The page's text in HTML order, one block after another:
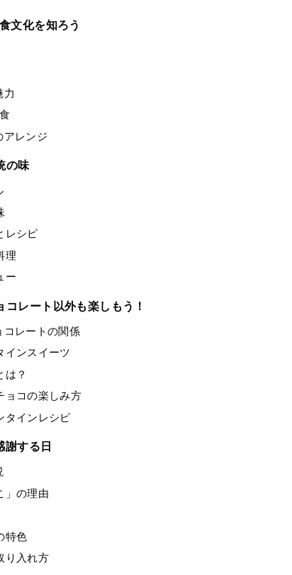
文化を知ろう
力
アレンジ
の味
レシピ
理
ー
レート以外も楽しもう！
コレートの関係
インスイーツ
は？
ョコの楽しみ方
タインレシピ
謝する日
」の理由
特色
り入れ方